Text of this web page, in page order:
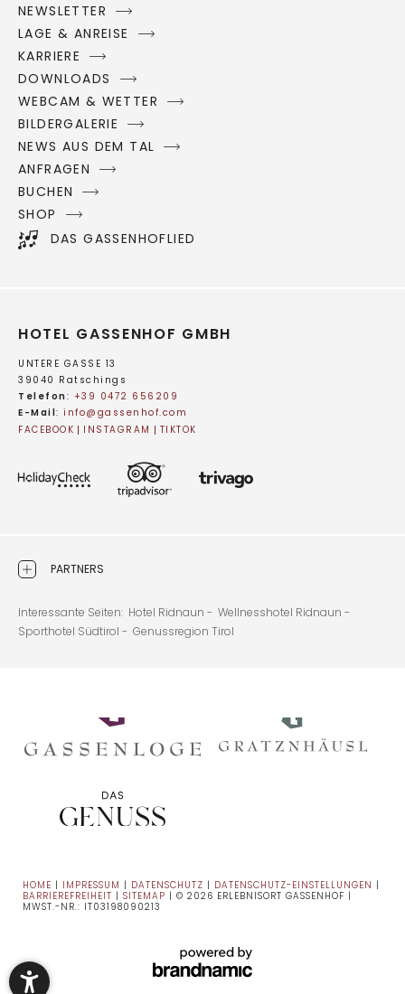
NEWSLETTER
LAGE & ANREISE
KARRIERE
DOWNLOADS
WEBCAM & WETTER
BILDERGALERIE
NEWS AUS DEM TAL
ANFRAGEN
BUCHEN
SHOP
DAS GASSENHOFLIED
HOTEL GASSENHOF GMBH
UNTERE GASSE 13
39040 Ratschings
Telefon: +39 0472 656209
E-Mail: info@ gassenhof.com
FACEBOOK
INSTAGRAM TIKTOK
PARTNERS
Interessante Seiten: Hotel Ridnaun - Wellnesshotel Ridnaun -
Sporthotel Südtirol - Genussregion Tirol
HOME | IMPRESSUM | DATENSCHUTZ | DATENSCHUTZ-EINSTELLUNGEN |
BARRIEREFREIHEIT | SITEMAP | © 2026 ERLEBNISORT GASSENHOF |
MWST.-NR.: IT03198090213